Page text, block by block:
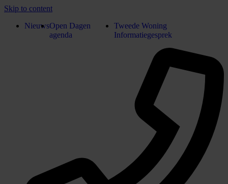
Skip to content
NieuwsOpen Dagen
agenda
Tweede Woning
Informatiegesprek